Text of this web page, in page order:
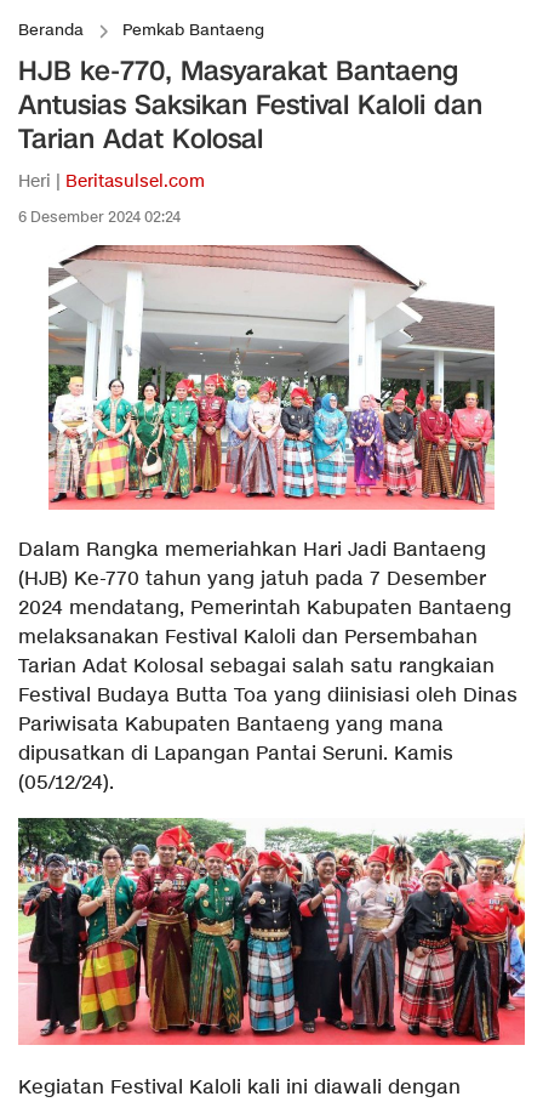
Beranda Pemkab Bantaeng
HJB ke-770, Masyarakat Bantaeng
Antusias Saksikan Festival Kaloli dan
Tarian Adat Kolosal
Heri | Beritasulsel.com
6 Desember 2024 02:24
Dalam Rangka memeriahkan Hari Jadi Bantaeng
(HJB) Ke-770 tahun yang jatuh pada 7 Desember
2024 mendatang, Pemerintah Kabupaten Bantaeng
melaksanakan Festival Kaloli dan Persembahan
Tarian Adat Kolosal sebagai salah satu rangkaian
Festival Budaya Butta Toa yang diinisiasi oleh Dinas
Pariwisata Kabupaten Bantaeng yang mana
dipusatkan di Lapangan Pantai Seruni. Kamis
(05/12/24).
Kegiatan Festival Kaloli kali ini diawali dengan